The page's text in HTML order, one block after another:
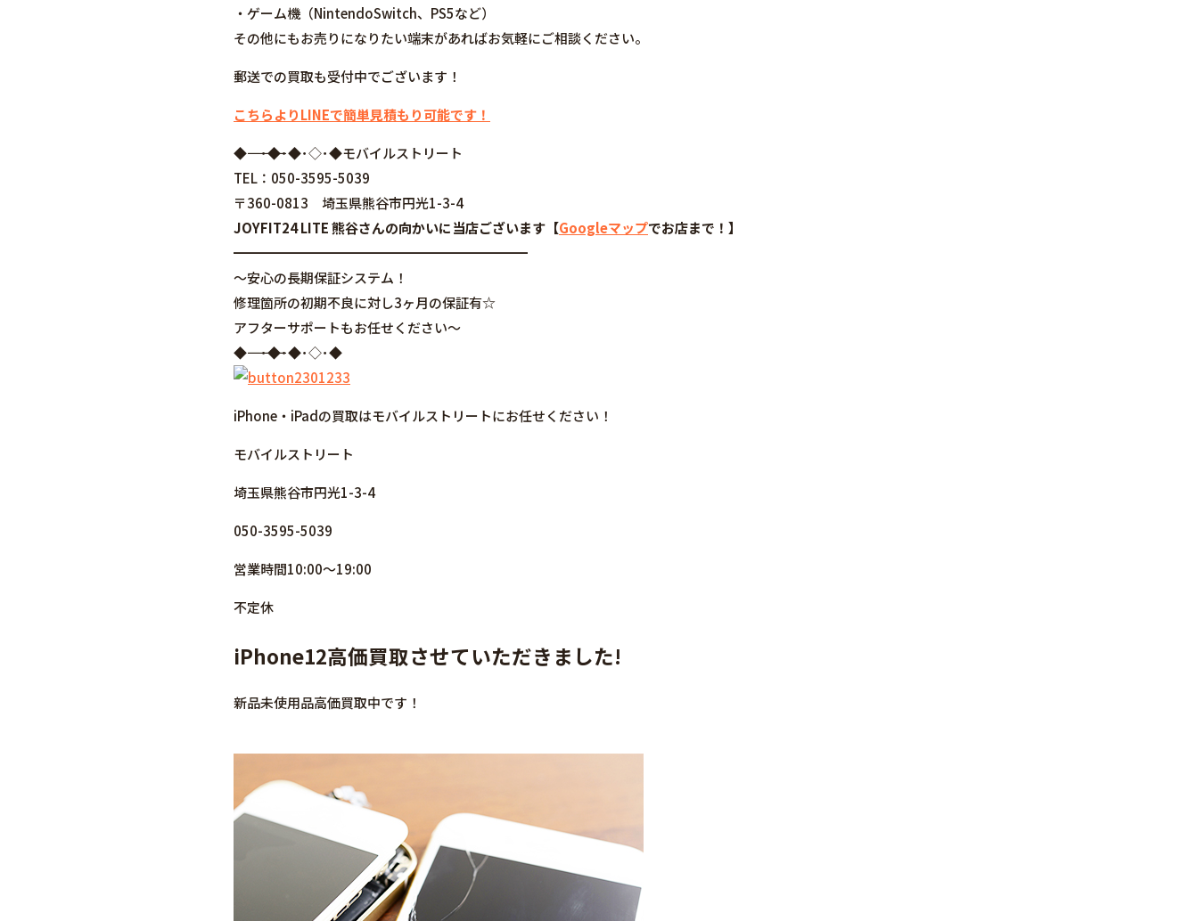
・ゲーム機（NintendoSwitch、PS5など）
その他にもお売りになりたい端末があればお気軽にご相談ください。
郵送での買取も受付中でございます！
こちらよりLINEで簡単見積もり可能です！
◆――――――――――――――――･◆･◆･◇･◆モバイルストリート
TEL：050-3595-5039
〒360-0813 埼玉県熊谷市円光1-3-4
JOYFIT24 LITE 熊谷さんの向かいに当店ございます【Googleマップでお店まで！】
━━━━━━━━━━━━━━━━━━━━━━
～安心の長期保証システム！
修理箇所の初期不良に対し3ヶ月の保証有☆
アフターサポートもお任せください～
◆――――――――――――――――･◆･◆･◇･◆
iPhone・iPadの買取はモバイルストリートにお任せください！
モバイルストリート
埼玉県熊谷市円光1-3-4
050-3595-5039
営業時間10:00～19:00
不定休
iPhone12高価買取させていただきました!
新品未使用品高価買取中です！